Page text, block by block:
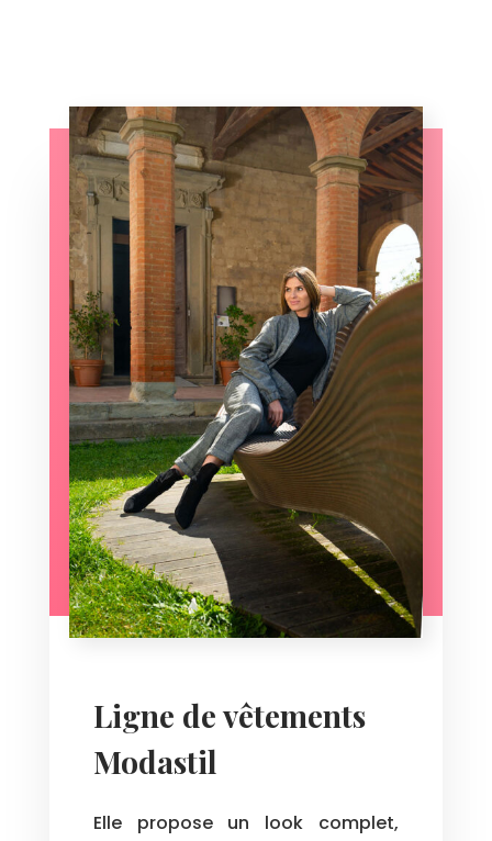
Ligne de vêtements
Modastil
Elle propose un look complet,